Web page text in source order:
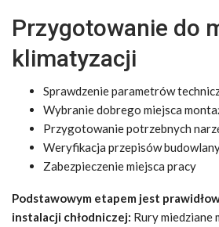
Przygotowanie do
klimatyzacji
Sprawdzenie parametrów
Wybranie dobrego miejsca
Przygotowanie potrzebnych
Weryfikacja przepisów
Zabezpieczenie miejsca pracy
Podstawowym etapem jest
instalacji chłodniczej: Rury miedziane